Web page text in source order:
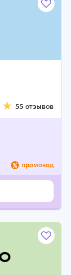
55 отзывов
промокод